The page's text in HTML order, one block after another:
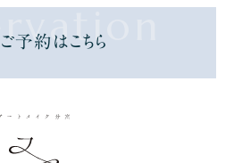
ご予約はこちら